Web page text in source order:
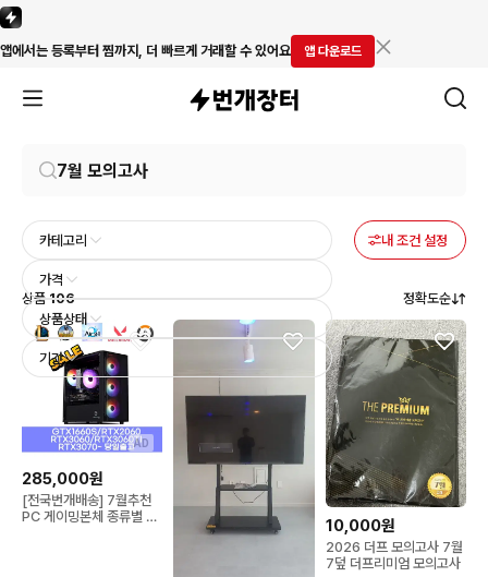
앱에서는 등록부터 찜까지, 더 빠르게 거래할 수 있어요 앱 다운로드
카테고리
가격
상품상태
기간
내 조건 설정
상품 106 정확도순
AD
285,000원
[전국번개배송] 7월추천
PC 게이밍본체 종류별 판
10,000원
2026 더프 모의고사 7월
7덮 더프리미엄 모의고사